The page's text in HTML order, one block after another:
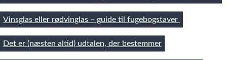
Vinsglas eller rødvinglas – guide til fugebogstaver
Det er (næsten altid) udtalen, der bestemmer